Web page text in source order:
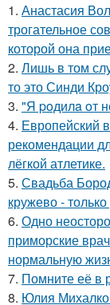
1. Анастасия
трогательное
которой она
2. Лишь в том
то это Синди
3. "Я poдилa oт
4. Европейский
рекомендации
лёгкой атлетике.
5. Свадьба
кружево -
6. Одно
приморские
нормальную
7. Помните её в
8. Юлия